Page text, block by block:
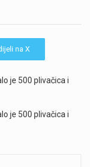
na X
je 500 plivačica i
je 500 plivačica i